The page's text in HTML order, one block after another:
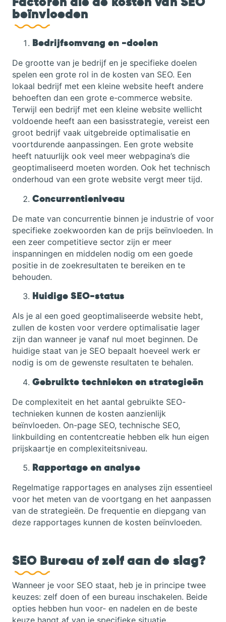
beïnvloeden
Bedrijfsomvang en -doelen
De grootte van je bedrijf en je specifieke doelen
spelen een grote rol in de kosten van SEO. Een
lokaal bedrijf met een kleine website heeft andere
behoeften dan een grote e-commerce website.
Terwijl een bedrijf met een kleine website wellicht
voldoende heeft aan een basisstrategie, vereist een
groot bedrijf vaak uitgebreide optimalisatie en
voortdurende aanpassingen. Een grote website
heeft natuurlijk ook veel meer webpagina’s die
geoptimaliseerd moeten worden. Ook het technisch
onderhoud van een grote website vergt meer tijd.
Concurrentieniveau
De mate van concurrentie binnen je industrie of voor
specifieke zoekwoorden kan de prijs beïnvloeden. In
een zeer competitieve sector zijn er meer
inspanningen en middelen nodig om een goede
positie in de zoekresultaten te bereiken en te
behouden.
Huidige SEO-status
Als je al een goed geoptimaliseerde website hebt,
zullen de kosten voor verdere optimalisatie lager
zijn dan wanneer je vanaf nul moet beginnen. De
huidige staat van je SEO bepaalt hoeveel werk er
nodig is om de gewenste resultaten te behalen.
Gebruikte technieken en strategieën
De complexiteit en het aantal gebruikte SEO-
technieken kunnen de kosten aanzienlijk
beïnvloeden. On-page SEO, technische SEO,
linkbuilding en contentcreatie hebben elk hun eigen
prijskaartje en complexiteitsniveau.
Rapportage en analyse
Regelmatige rapportages en analyses zijn essentieel
voor het meten van de voortgang en het aanpassen
van de strategieën. De frequentie en diepgang van
deze rapportages kunnen de kosten beïnvloeden.
SEO Bureau of zelf aan de slag?
Wanneer je voor SEO staat, heb je in principe twee
keuzes: zelf doen of een bureau inschakelen. Beide
opties hebben hun voor- en nadelen en de beste
keuze hangt af van je specifieke situatie.